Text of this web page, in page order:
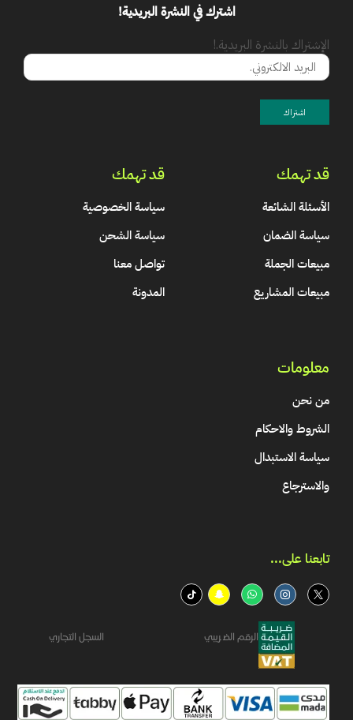
اشترك في النشرة البريدية!
الإشتراك بالنشرة البريدية.!
قد تهمك
الأسئلة الشائعة
سياسة الضمان
مبيعات الجملة
مبيعات المشاريع
قد تهمك
سياسة الخصوصية
سياسة الشحن
تواصل معنا
المدونة
معلومات
من نحن
الشروط والاحكام
سياسة الاستبدال
والاسترجاع
تابعنا على...​
الرقم الضريبي السجل التجاري